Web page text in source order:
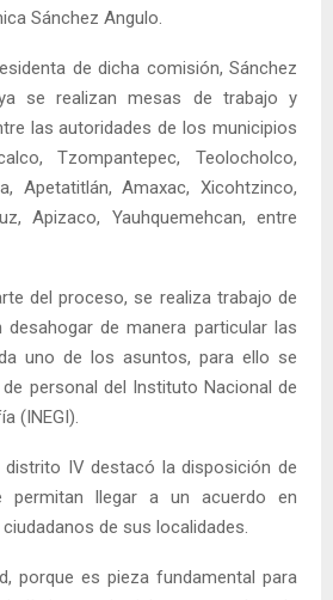
Sánchez Angulo.
de dicha comisión, Sánchez
se realizan mesas de trabajo y
las autoridades de los municipios
Tzompantepec, Teolocholco,
Apetatitlán, Amaxac, Xicohtzinco,
Apizaco, Yauhquemehcan, entre
del proceso, se realiza trabajo de
de manera particular las
uno de los asuntos, para ello se
personal del Instituto Nacional de
(INEGI).
distrito IV destacó la disposición de
permitan llegar a un acuerdo en
de sus localidades.
porque es pieza fundamental para